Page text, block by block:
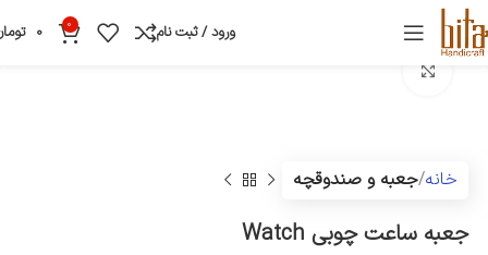
ورود / ثبت نام 0
0
خانه جعبه و صندوقچه
جعبه ساعت چوبی Watch